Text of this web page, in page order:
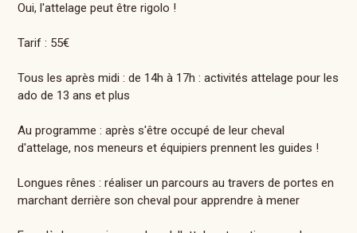
Oui, l'attelage peut être rigolo !
Tarif : 55€
Tous les après midi : de 14h à 17h : activités attelage pour les
ado de 13 ans et plus
Au programme : après s'être occupé de leur cheval
d'attelage, nos meneurs et équipiers prennent les guides !
Longues rênes : réaliser un parcours au travers de portes en
marchant derrière son cheval pour apprendre à mener